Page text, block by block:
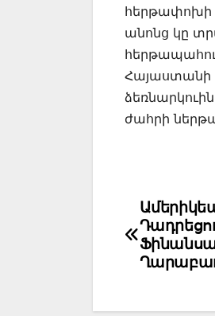
հերթափոխի
անոնց կը
Հայաստանի
ժահրի
Post